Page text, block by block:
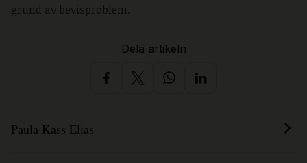
grund av bevisproblem.
Dela artikeln
Paula Kass Elias